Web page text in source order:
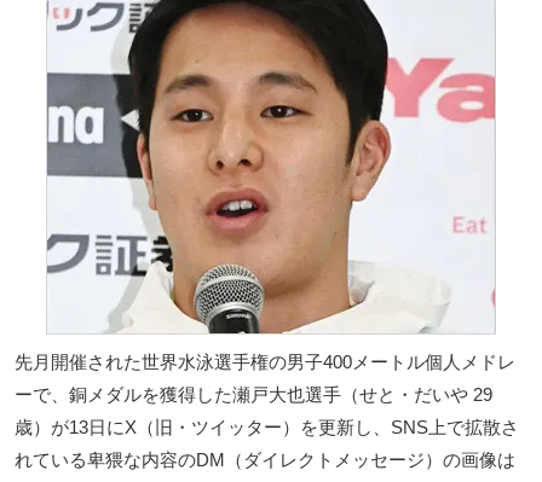
先月開催された世界水泳選手権の男子400メートル個人メドレ
ーで、銅メダルを獲得した瀬戸大也選手（せと・だいや 29
歳）が13日にX（旧・ツイッター）を更新し、SNS上で拡散さ
れている卑猥な内容のDM（ダイレクトメッセージ）の画像は